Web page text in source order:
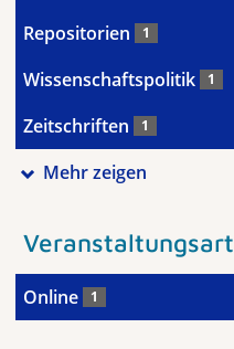
Repositorien 1
Wissenschaftspolitik 1
Zeitschriften 1
Mehr zeigen
Veranstaltungsart
Online 1